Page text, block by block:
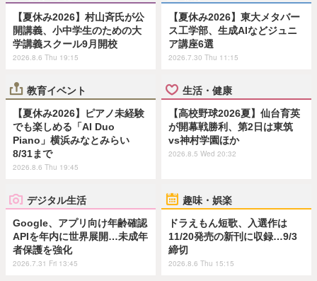
【夏休み2026】村山斉氏が公
開講義、小中学生のための大
学講義スクール9月開校
2026.8.6 Thu 19:15
【夏休み2026】東大メタバー
ス工学部、生成AIなどジュニ
ア講座6選
2026.7.30 Thu 11:15
教育イベント
【夏休み2026】ピアノ未経験
でも楽しめる「AI Duo
Piano」横浜みなとみらい
8/31まで
2026.8.6 Thu 19:45
生活・健康
【高校野球2026夏】仙台育英
が開幕戦勝利、第2日は東筑
vs神村学園ほか
2026.8.5 Wed 20:32
デジタル生活
Google、アプリ向け年齢確認
APIを年内に世界展開…未成年
者保護を強化
2026.7.31 Fri 13:45
趣味・娯楽
ドラえもん短歌、入選作は
11/20発売の新刊に収録…9/3
締切
2026.8.6 Thu 15:15